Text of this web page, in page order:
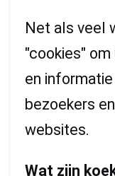
Net als veel
"cookies"
en
bezoekers
websites.
Wat zijn